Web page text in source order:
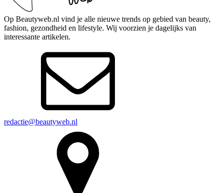
Op Beautyweb.nl vind je alle nieuwe trends op gebied van beauty,
fashion, gezondheid en lifestyle. Wij voorzien je dagelijks van
interessante artikelen.
redactie@beautyweb.nl